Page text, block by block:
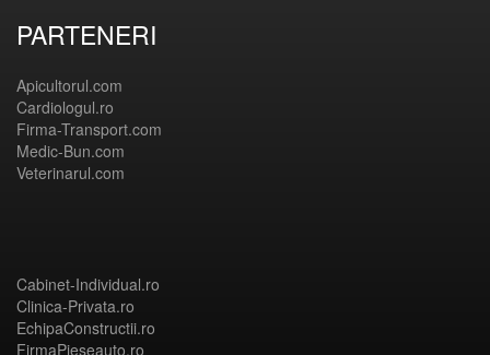
PARTENERI
Apicultorul.com
Cardiologul.ro
Firma-Transport.com
Medic-Bun.com
Veterinarul.com
Cabinet-Individual.ro
Clinica-Privata.ro
EchipaConstructii.ro
FirmaPieseauto.ro